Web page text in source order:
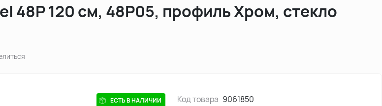
48P 120 см, 48P05, профиль Хром, стекло
ЕСТЬ В НАЛИЧИИ Код товара 9061850